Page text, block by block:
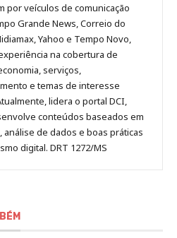
por veículos de comunicação
Grande News, Correio do
Yahoo e Tempo Novo,
na cobertura de
serviços,
e temas de interesse
lidera o portal DCI,
conteúdos baseados em
análise de dados e boas práticas
digital. DRT 1272/MS